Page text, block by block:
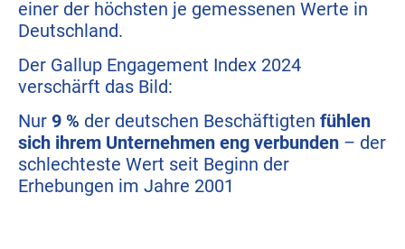
einer der höchsten je gemessenen Werte in
Deutschland.
Der Gallup Engagement Index 2024
verschärft das Bild:
Nur 9 % der deutschen Beschäftigten fühlen
sich ihrem Unternehmen eng verbunden – der
schlechteste Wert seit Beginn der
Erhebungen im Jahre 2001